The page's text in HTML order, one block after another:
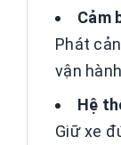
Cảm
Phát
vận
Hệ
Giữ xe